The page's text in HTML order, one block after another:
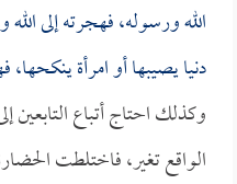
الله ورسوله، فهجرته إلى
دنيا يصيبها أو امرأة
وكذلك احتاج أتباع التابعين
الواقع تغير، فاختلطت